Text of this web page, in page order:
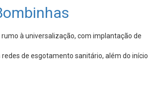
à universalização, com implantação de
de esgotamento sanitário, além do início